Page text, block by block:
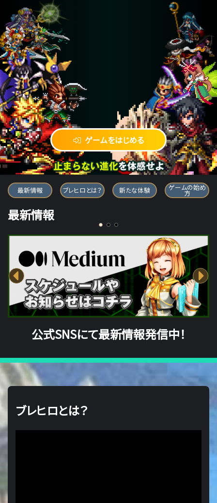
ゲームをはじめる
ブレイブ フロンティア ヒーローズ
最新情報 ブレヒロとは？ 新たな体験 ゲームの始め
方
最新情報
公式SNSにて最新情報発信中！
ブレヒロとは？